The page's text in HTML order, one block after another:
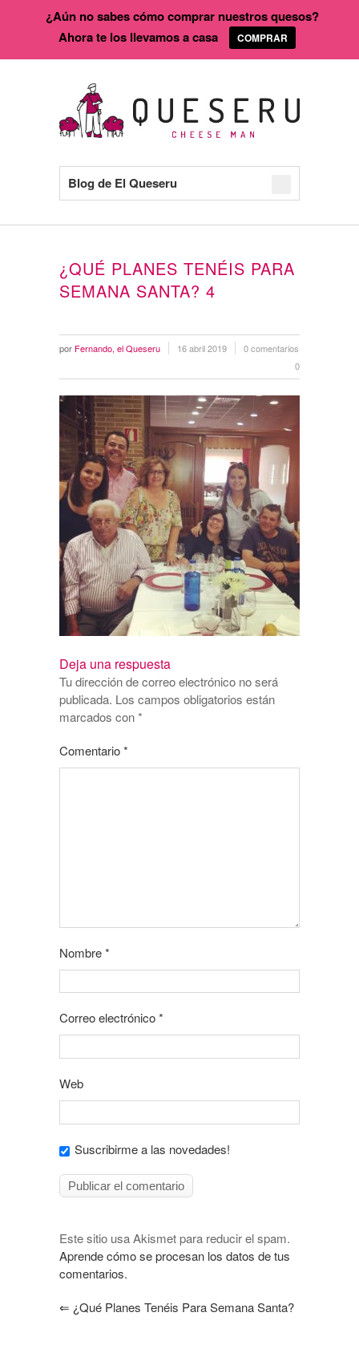
Blog de El Queseru
¿QUÉ PLANES TENÉIS PARA
SEMANA SANTA? 4
por Fernando, el Queseru 16 abril 2019
0 comentarios
0
Deja una respuesta
Tu dirección de correo electrónico no será
publicada. Los campos obligatorios están
marcados con*
Comentario*
Nombre*
Correo electrónico*
Web
Suscribirme a las novedades!
Este sitio usa Akismet para reducir el spam.
Aprende cómo se procesan los datos de tus
comentarios.
⇐ ¿Qué Planes Tenéis Para Semana Santa?
¿Aún no sabes cómo comprar nuestros quesos?
Ahora te los llevamos a casa
COMPRAR